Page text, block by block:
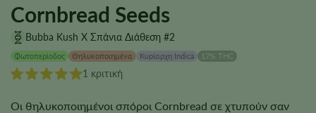
Cornbread Seeds
Bubba Kush X Σπάνια Διάθεση #2
Φωτοπερίοδος Θηλυκοποιημένα Κυρίαρχη Indica 17% THC
1 κριτική
Οι θηλυκοποιημένοι σπόροι Cornbread σε χτυπούν σαν